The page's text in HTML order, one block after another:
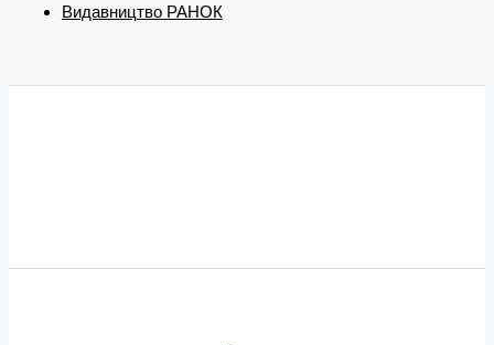
Видавництво РАНОК